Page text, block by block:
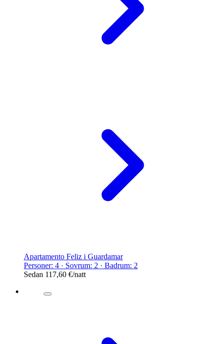
Apartamento Feliz i Guardamar
Personer: 4 · Sovrum: 2 · Badrum: 2
Sedan 117,60 €/natt